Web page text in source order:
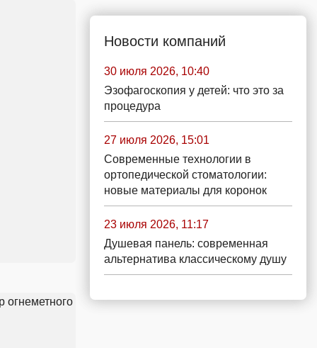
Новости компаний
30 июля 2026, 10:40
Эзофагоскопия у детей: что это за
процедура
27 июля 2026, 15:01
Современные технологии в
ортопедической стоматологии:
новые материалы для коронок
23 июля 2026, 11:17
Душевая панель: современная
альтернатива классическому душу